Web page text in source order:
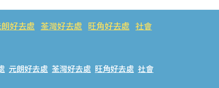
好去處 荃灣好去處 旺角好去處 社會
元朗好去處 荃灣好去處 旺角好去處 社會